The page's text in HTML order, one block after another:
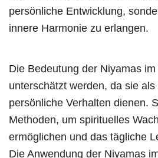
persönliche Entwicklung,
innere Harmonie zu erlangen.
Die Bedeutung der Niyamas
unterschätzt werden, da sie
persönliche Verhalten dienen.
Methoden, um spirituelles
ermöglichen und das tägliche
Die Anwendung der Niyamas